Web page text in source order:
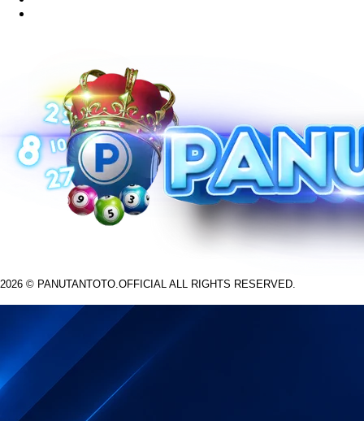
2026 © PANUTANTOTO.OFFICIAL ALL RIGHTS RESERVED.